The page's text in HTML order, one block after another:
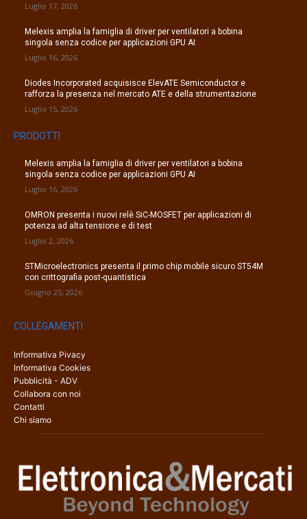
Luglio 17, 2026
Melexis amplia la famiglia di driver per ventilatori a bobina
singola senza codice per applicazioni GPU AI
Luglio 16, 2026
Diodes Incorporated acquisisce ElevATE Semiconductor e
rafforza la presenza nel mercato ATE e della strumentazione
Luglio 15, 2026
PRODOTTI
Melexis amplia la famiglia di driver per ventilatori a bobina
singola senza codice per applicazioni GPU AI
Luglio 16, 2026
OMRON presenta i nuovi relè SiC-MOSFET per applicazioni di
potenza ad alta tensione e di test
Luglio 2, 2026
STMicroelectronics presenta il primo chip mobile sicuro ST54M
con crittografia post-quantistica
Giugno 25, 2026
COLLEGAMENTI
Informativa Pivacy
Informativa Cookies
Pubblicità - ADV
Collabora con noi
Contatti
Chi siamo